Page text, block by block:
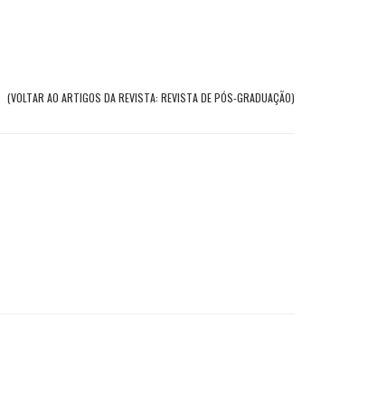
(VOLTAR AO ARTIGOS DA REVISTA: REVISTA DE PÓS-GRADUAÇÃO)